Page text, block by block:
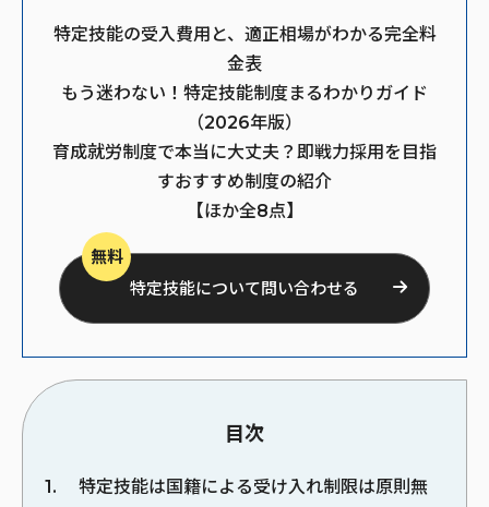
特定技能の受入費用と、適正相場がわかる完全料
金表
もう迷わない！特定技能制度まるわかりガイド
（2026年版）
育成就労制度で本当に大丈夫？即戦力採用を目指
すおすすめ制度の紹介
【ほか全8点】
無料
特定技能について問い合わせる
目次
1
特定技能は国籍による受け入れ制限は原則無